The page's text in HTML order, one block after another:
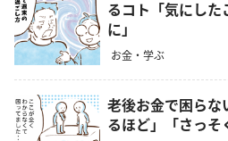
るコト「気にし
に」
お金・学ぶ
老後お金で困らな
るほど」「さっそ